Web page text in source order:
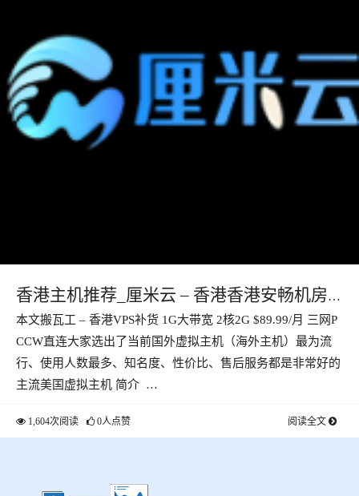
香港主机推荐_厘米云 – 香港香港安畅机房
CN2 GIA线路1核1G最低22.95月
本文搬瓦工 – 香港VPS补货 1G大带宽 2核2G $89.99/月 三网P
CCW直连大家选出了当前国外虚拟主机（海外主机）最为流
行、使用人数最多、知名度、性价比、售后服务都是非常好的
主流美国虚拟主机 简介 …
1,604次阅读 0人点赞 阅读全文